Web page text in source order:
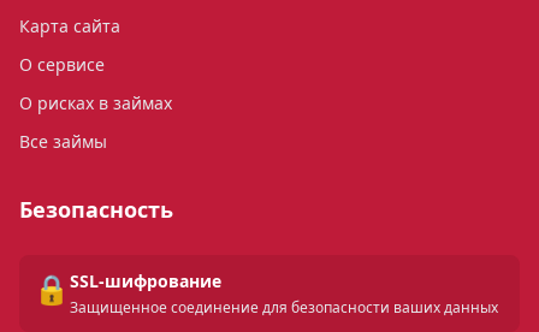
Карта сайта
О сервисе
О рисках в займах
Все займы
Безопасность
🔒 SSL-шифрование
Защищенное соединение для безопасности ваших данных